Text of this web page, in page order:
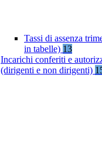
Tassi di assenza
in tabelle) 13
Incarichi conferiti e
(dirigenti e non dirigenti)